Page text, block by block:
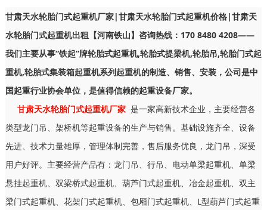
甘肃天水轮胎门式起重机厂家|甘肃天水轮胎门式起重机价格|甘肃天
水轮胎门式起重机出租【河南铁山】咨询热线：170 8480 4208——
我们主要从事“铁起”牌轮胎式起重机,轮胎式提梁机,轮胎吊,轮胎门式起
重机,轮胎式集装箱起重机系列起重机的制造、销售、安装，公司是中
国起重行业协会单位，是值得信赖的起重设备厂家。
甘肃天水轮胎门式起重机厂家 是一家高新技术企业，主要经营各
类型龙门吊、架桥机等起重设备的生产与销售。基础设施齐全、设备
先进、技术力量雄厚，管理体制完善，售后服务优良，龙门吊，深受
用户好评。主要经营产品有：龙门吊、行吊、电动单梁起重机、单梁
悬挂起重机、双梁桥式起重机、葫芦门式起重机、冶金起重机、双主
梁门式起重机、花架门式起重机、包厢门式起重机、L型葫芦门式起重